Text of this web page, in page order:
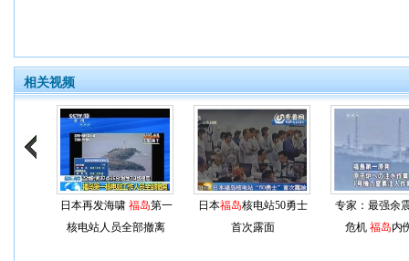
相关视频
日本再发海啸 福岛第一
核电站人员全部撤离
日本福岛核电站50勇士
首次露面
专家：最强余
危机 福岛内